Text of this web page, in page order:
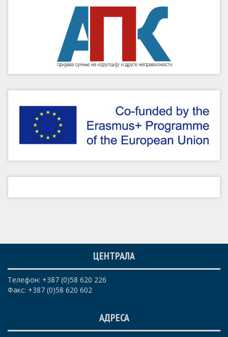
ЦЕНТРАЛА
Телефон: +387 (0)58 620 226
Факс: +387 (0)58 620 602
АДРЕСА